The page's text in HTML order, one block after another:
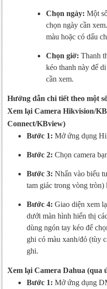
Chọn ngày: Một
chọn ngày cần
màu hoặc có dấu
Chọn giờ: Thanh
kéo thanh này để
cần xem.
Hướng dẫn chi tiết theo một
Xem lại Camera Hikvision/
Connect/KBview)
Bước 1: Mở ứng dụng
Bước 2: Chọn camera
Bước 3: Nhấn vào biểu
tam giác trong vòng
Bước 4: Giao diện xem
dưới màn hình hiển thị
dùng ngón tay kéo để
ghi có màu xanh/đỏ (tùy
ghi.
Xem lại Camera Dahua (qua
Bước 1: Mở ứng dụng